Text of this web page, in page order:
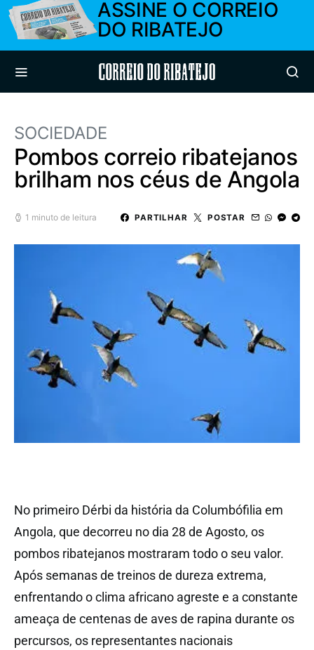
ASSINE O CORREIO
DO RIBATEJO
Correio do Ribatejo
SOCIEDADE
Pombos correio ribatejanos
brilham nos céus de Angola
1 minuto de leitura PARTILHAR POSTAR
No primeiro Dérbi da história da Columbófilia em
Angola, que decorreu no dia 28 de Agosto, os
pombos ribatejanos mostraram todo o seu valor.
Após semanas de treinos de dureza extrema,
enfrentando o clima africano agreste e a constante
ameaça de centenas de aves de rapina durante os
percursos, os representantes nacionais